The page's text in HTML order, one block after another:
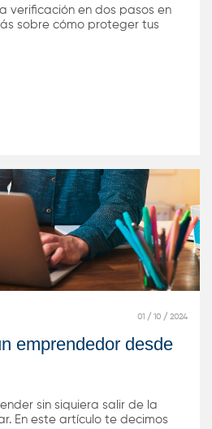
verificación en dos pasos en
sobre cómo proteger tus
01 / 10 / 2024
emprendedor desde
sin siquiera salir de la
En este artículo te decimos